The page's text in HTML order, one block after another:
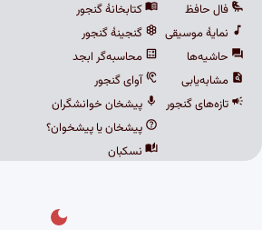
فال حافظ
نمایهٔ موسیقی
حاشیه‌ها
مشابه‌یابی
تازه‌های گنجور
کتابخانهٔ گنجور
گنجینهٔ گنجور
محاسبه‌گر ابجد
آوای گنجور
پیشخان خوانشگران
پیشخان یا پیشخوان؟
نسکبان